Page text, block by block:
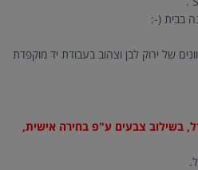
בבית (-:
של ירוק לבן וצהוב בעבודת יד מוקפדת
בשילוב צבעים ע"פ בחירה אישית,